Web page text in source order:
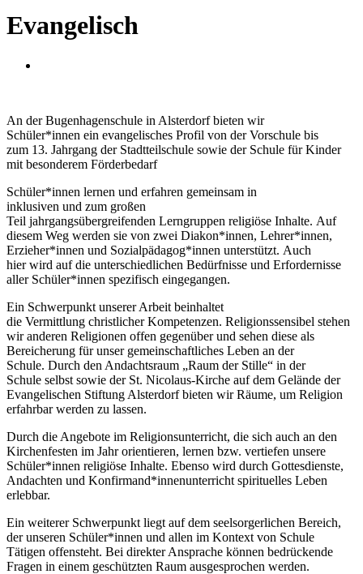
Evangelisch
An der Bugenhagenschule in Alsterdorf bieten wir
Schüler*innen ein evangelisches Profil von der Vorschule bis
zum 13. Jahrgang der Stadtteilschule sowie der Schule für Kinder
mit besonderem Förderbedarf
Schüler*innen lernen und erfahren gemeinsam in
inklusiven und zum großen
Teil jahrgangsübergreifenden Lerngruppen religiöse Inhalte. Auf
diesem Weg werden sie von zwei Diakon*innen, Lehrer*innen,
Erzieher*innen und Sozialpädagog*innen unterstützt. Auch
hier wird auf die unterschiedlichen Bedürfnisse und Erfordernisse
aller Schüler*innen spezifisch eingegangen.
Ein Schwerpunkt unserer Arbeit beinhaltet
die Vermittlung christlicher Kompetenzen. Religionssensibel stehen
wir anderen Religionen offen gegenüber und sehen diese als
Bereicherung für unser gemeinschaftliches Leben an der
Schule. Durch den Andachtsraum „Raum der Stille“ in der
Schule selbst sowie der St. Nicolaus-Kirche auf dem Gelände der
Evangelischen Stiftung Alsterdorf bieten wir Räume, um Religion
erfahrbar werden zu lassen.
Durch die Angebote im Religionsunterricht, die sich auch an den
Kirchenfesten im Jahr orientieren, lernen bzw. vertiefen unsere
Schüler*innen religiöse Inhalte. Ebenso wird durch Gottesdienste,
Andachten und Konfirmand*innenunterricht spirituelles Leben
erlebbar.
Ein weiterer Schwerpunkt liegt auf dem seelsorgerlichen Bereich,
der unseren Schüler*innen und allen im Kontext von Schule
Tätigen offensteht. Bei direkter Ansprache können bedrückende
Fragen in einem geschützten Raum ausgesprochen werden.